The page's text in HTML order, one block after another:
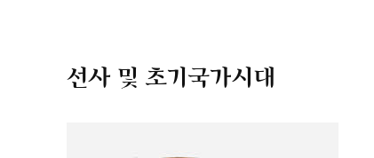
선사 및 초기국가시대